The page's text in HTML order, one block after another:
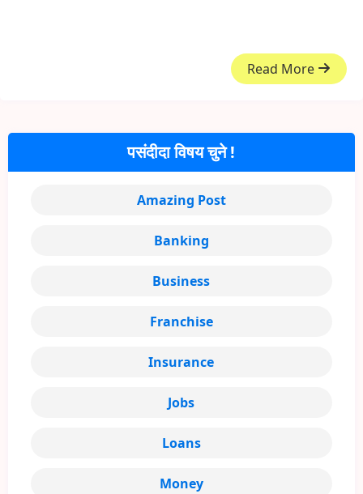
Read More
पसंदीदा विषय चुने !
Amazing Post
Banking
Business
Franchise
Insurance
Jobs
Loans
Money